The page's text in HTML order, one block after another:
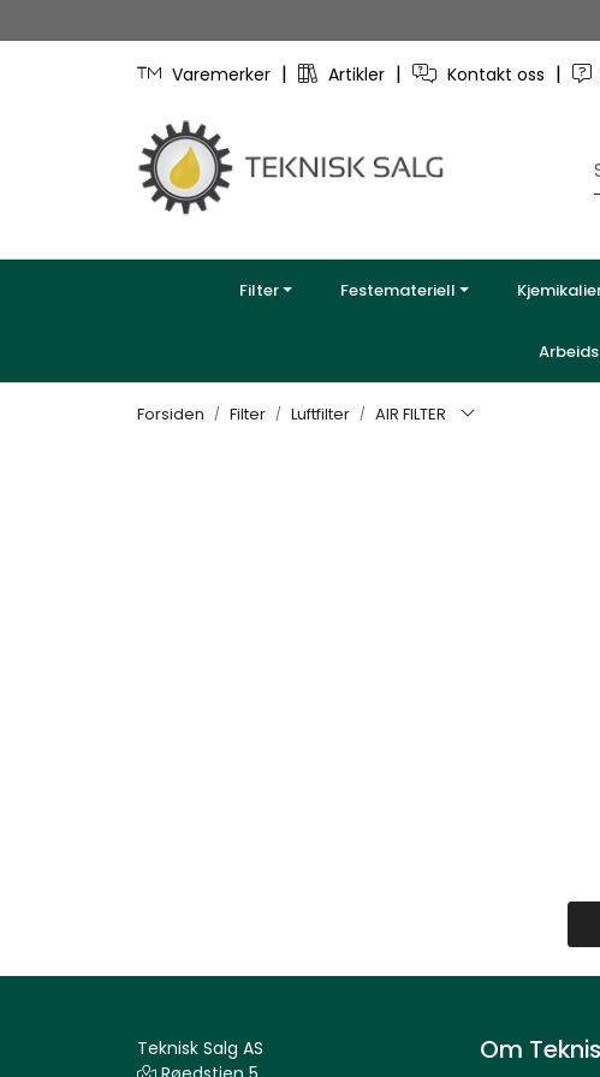
Varemerker | Artikler | Kontakt oss |
Filter Festemateriell
Forsiden Filter Luftfilter AIR FILTER
Teknisk Salg AS
Om